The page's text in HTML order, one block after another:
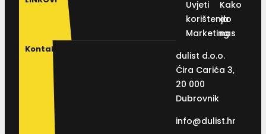
Uvjeti
korištenja
Marketing
Kako
do
nas
Kontakt
dulist d.o.o.
Ćira Carića 3,
20 000
Dubrovnik
info@dulist.hr